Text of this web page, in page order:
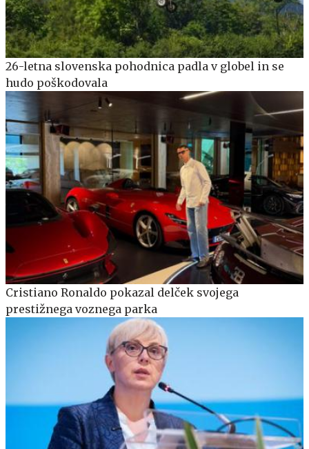
26-letna slovenska pohodnica padla v globel in se
hudo poškodovala
Cristiano Ronaldo pokazal delček svojega
prestižnega voznega parka